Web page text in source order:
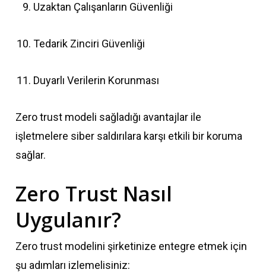
Uzaktan Çalışanların Güvenliği
Tedarik Zinciri Güvenliği
Duyarlı Verilerin Korunması
Zero trust modeli sağladığı avantajlar ile
işletmelere siber saldırılara karşı etkili bir koruma
sağlar.
Zero Trust Nasıl
Uygulanır?
Zero trust modelini şirketinize entegre etmek için
şu adımları izlemelisiniz: